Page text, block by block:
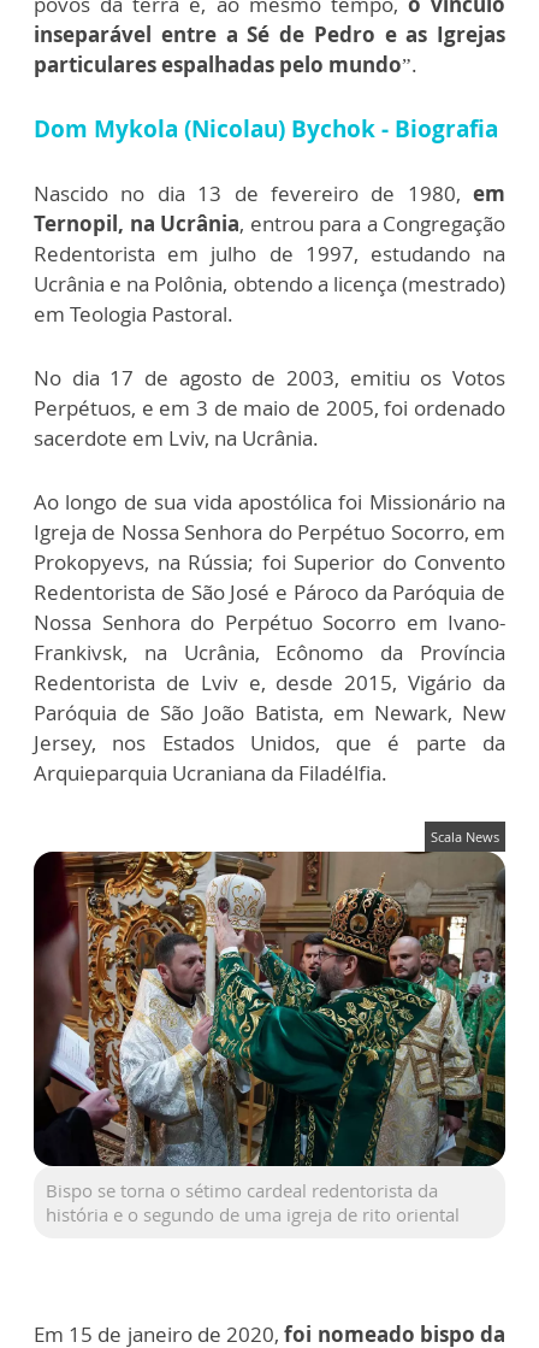
inseparável entre a Sé de Pedro e as Igrejas
particulares espalhadas pelo mundo”.
Dom Mykola (Nicolau) Bychok - Biografia
Nascido no dia 13 de fevereiro de 1980, em
Ternopil, na Ucrânia, entrou para a Congregação
Redentorista em julho de 1997, estudando na
Ucrânia e na Polônia, obtendo a licença (mestrado)
em Teologia Pastoral.
No dia 17 de agosto de 2003, emitiu os Votos
Perpétuos, e em 3 de maio de 2005, foi ordenado
sacerdote em Lviv, na Ucrânia.
Ao longo de sua vida apostólica foi Missionário na
Igreja de Nossa Senhora do Perpétuo Socorro, em
Prokopyevs, na Rússia; foi Superior do Convento
Redentorista de São José e Pároco da Paróquia de
Nossa Senhora do Perpétuo Socorro em Ivano-
Frankivsk, na Ucrânia, Ecônomo da Província
Redentorista de Lviv e, desde 2015, Vigário da
Paróquia de São João Batista, em Newark, New
Jersey, nos Estados Unidos, que é parte da
Arquieparquia Ucraniana da Filadélfia.
Scala News
Bispo se torna o sétimo cardeal redentorista da
história e o segundo de uma igreja de rito oriental
Em 15 de janeiro de 2020,foi nomeado bispo da